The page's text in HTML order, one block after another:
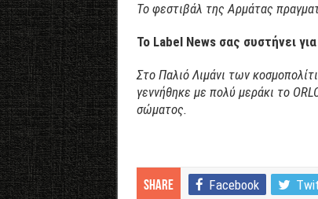
Το φεστιβάλ της Αρμάτας
Το Label News σας συστήνει
Στο Παλιό Λιμάνι των
γεννήθηκε με πολύ μεράκι το
σώματος.
Share Facebook